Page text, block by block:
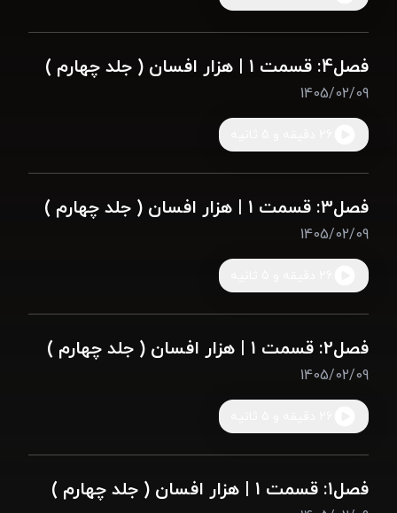
فصل4: قسمت 1 | هزار افسان ( جلد چهارم )
1405/02/09
فصل3: قسمت 1 | هزار افسان ( جلد چهارم )
1405/02/09
فصل2: قسمت 1 | هزار افسان ( جلد چهارم )
1405/02/09
فصل1: قسمت 1 | هزار افسان ( جلد چهارم )